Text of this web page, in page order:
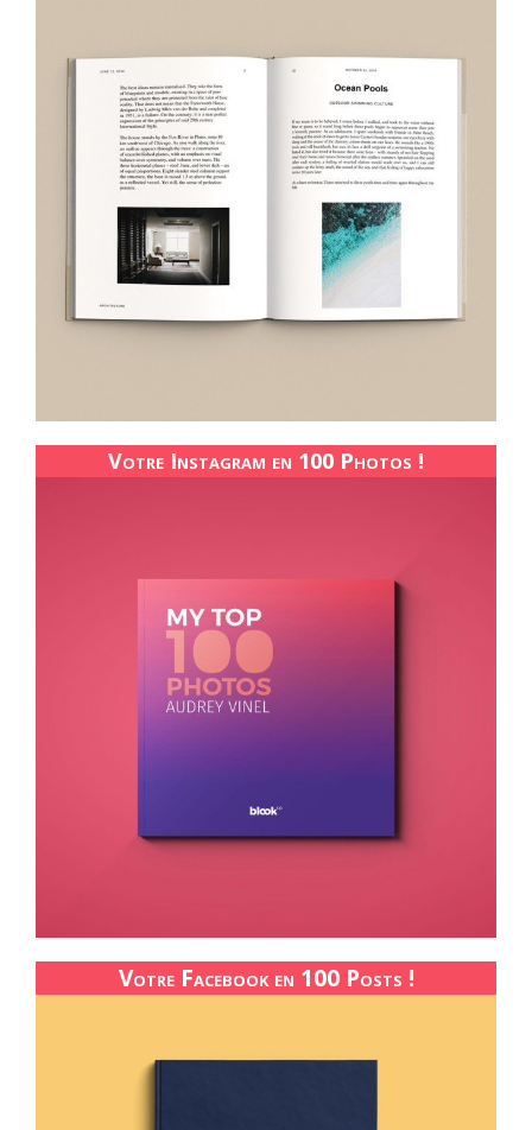
Votre Instagram en 100 Photos !
Votre Facebook en 100 Posts !